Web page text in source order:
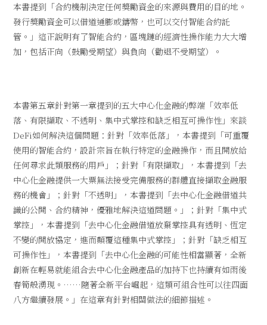
本書提到「合約機制決定任何獎勵資金的來源與費用的目的地。
發行獎勵資金可以借道通膨或鑄幣，也可以交付智能合約託
管。」這正說明有了智能合約，區塊鏈的經濟性操作能力大大增
加，包括正向（鼓勵受期望）與負向（勸退不受期望）。
本書第五章針對第一章提到的五大中心化金融的弊端「效率低
落、有限擷取、不透明、集中式掌控和缺乏相互可操作性」來談
DeFi如何解決這個問題：針對「效率低落」，本書提到「可重覆
使用的智能合約，設計宗旨在執行特定的金融操作，而且開放給
任何尋求此類服務的用戶」；針對「有限擷取」，本書提到「去
中心化金融提供一大票無法接受完備服務的群體直接擷取金融服
務的機會」；針對「不透明」，本書提到「去中心化金融借道共
識的公開、合約精神，優雅地解決這道問題。」；針對「集中式
掌控」，本書提到「去中心化金融借道放棄掌控具有透明、恆定
不變的開放協定，進而顛覆這種集中式掌控」；針對「缺乏相互
可操作性」，本書提到「去中心化金融的可能性相當顯著，全新
創新在輕易就能組合去中心化金融產品的加持下也持續有如雨後
春筍般湧現。……隨著全新平台崛起，這類可組合性可以往四面
八方繼續發展。」在這章有針對相關做法的細節描述。